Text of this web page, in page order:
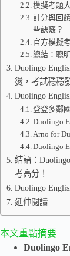
模擬考題
計分與回
些訣竅？
官方模擬
總結：聰
Duolingo
燙，考試穩穩
Duolingo
登登多鄰國
Duolingo
Arno for
Duolingo
結語：
考高分！
Duolingo
延伸閱讀
本文重點摘要
Duolingo